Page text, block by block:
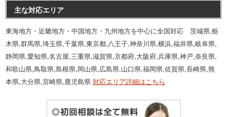
主な対応エリア
東海地方・近畿地方・中国地方・九州地方を中心に全国対応 茨城県,栃
木県,群馬県,埼玉県,千葉県,東京都,八王子,神奈川県,横浜,福井県,岐阜県,
静岡県,愛知県,名古屋,三重県,滋賀県,京都府,大阪府,兵庫県,神戸,奈良県,
和歌山県,鳥取県,島根県,岡山県,広島県,山口県,福岡県,佐賀県,長崎県,熊
本県,大分県,宮崎県,鹿児島県対応エリア詳細はこちら